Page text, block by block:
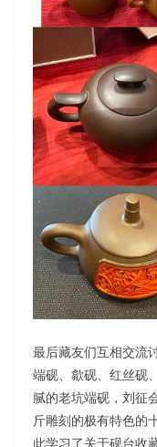
最后藏友们互相交流
端砚、歙砚、红丝砚
腻的老坑端砚，刘征
斤雕刻的极有特色的
此学习了关于砚台收